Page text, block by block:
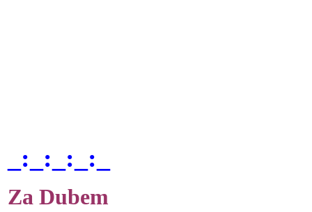
_:_:_:_:_
Za Dubem